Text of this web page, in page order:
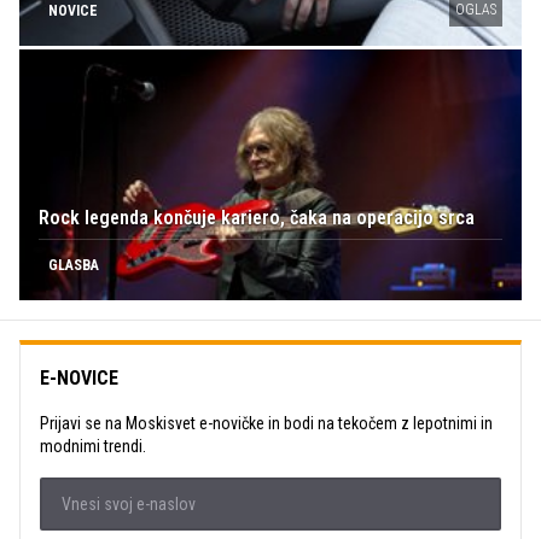
NOVICE OGLAS
Rock legenda končuje kariero, čaka na operacijo srca
GLASBA
E-NOVICE
Prijavi se na Moskisvet e-novičke in bodi na tekočem z lepotnimi in
modnimi trendi.